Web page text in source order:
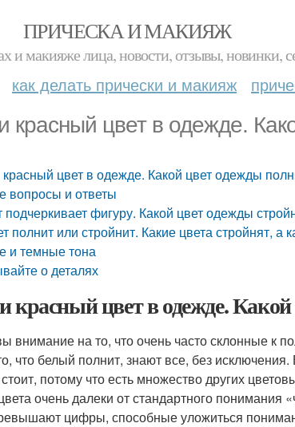
ПРИЧЕСКА И МАКИЯЖ
и макияже лица, новости, отзывы, новинки,
как делать прически и макияж
красный цвет в одежде.
цвет в одежде. Какой цвет одежды
вопросы и ответы
подчеркивает фигуру. Какой цвет одежды
полнит или стройнит. Какие цвета стройнят, а
и темные тона
о деталях
красный цвет в одежде.
внимание на то, что очень часто склонные к
что белый полнит, знают все, без
потому что есть множество других
очень далеки от стандартного понимания
цифры, способные уложиться